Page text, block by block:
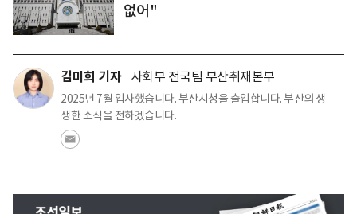
없어"
김미희 기자 사회부 전국팀 부산취재본부
2025년 7월 입사했습니다. 부산시청을 출입합니다. 부산의 생
생한 소식을 전하겠습니다.